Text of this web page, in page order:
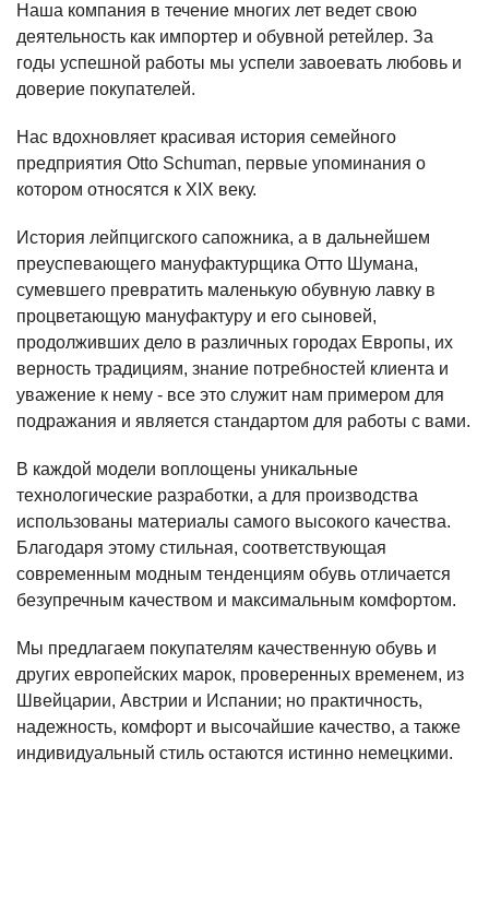
Наша компания в течение многих лет ведет свою
деятельность как импортер и обувной ретейлер. За
годы успешной работы мы успели завоевать любовь и
доверие покупателей.
Нас вдохновляет красивая история семейного
предприятия Otto Schuman, первые упоминания о
котором относятся к XIX веку.
История лейпцигского сапожника, а в дальнейшем
преуспевающего мануфактурщика Отто Шумана,
сумевшего превратить маленькую обувную лавку в
процветающую мануфактуру и его сыновей,
продолживших дело в различных городах Европы, их
верность традициям, знание потребностей клиента и
уважение к нему - все это служит нам примером для
подражания и является стандартом для работы с вами.
В каждой модели воплощены уникальные
технологические разработки, а для производства
использованы материалы самого высокого качества.
Благодаря этому стильная, соответствующая
современным модным тенденциям обувь отличается
безупречным качеством и максимальным комфортом.
Мы предлагаем покупателям качественную обувь и
других европейских марок, проверенных временем, из
Швейцарии, Австрии и Испании; но практичность,
надежность, комфорт и высочайшие качество, а также
индивидуальный стиль остаются истинно немецкими.